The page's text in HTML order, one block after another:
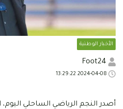
الأخبار الوطنية